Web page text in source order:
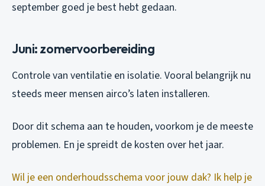
september goed je best hebt gedaan.
Juni: zomervoorbereiding
Controle van ventilatie en isolatie. Vooral belangrijk nu
steeds meer mensen airco’s laten installeren.
Door dit schema aan te houden, voorkom je de meeste
problemen. En je spreidt de kosten over het jaar.
Wil je een onderhoudsschema voor jouw dak? Ik help je